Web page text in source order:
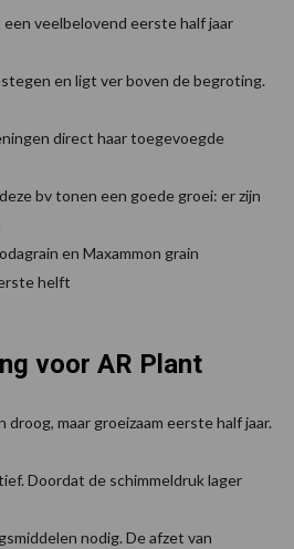
veelbelovend eerste half jaar
en ligt ver boven de begroting.
direct haar toegevoegde
bv tonen een goede groei: er zijn
en Maxammon grain
helft
voor AR Plant
maar groeizaam eerste half jaar.
Doordat de schimmeldruk lager
nodig. De afzet van